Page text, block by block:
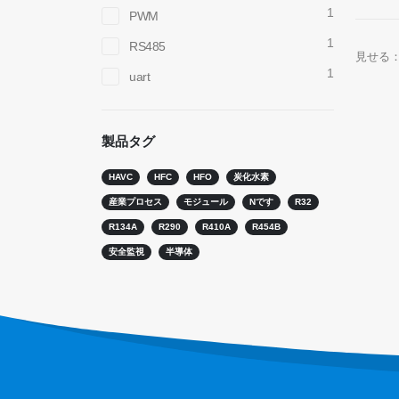
見せる：
PWM 1
RS485 1
uart 1
製品タグ
HAVC HFC HFO 炭化水素
産業プロセス モジュール Nです R32
R134A R290 R410A R454B
安全監視 半導体
住所：No.299 Jinsuo Road、国立ハイテクゾー
電話：0086-371-67169097
メール： cece@winsensor.com
whatsapp ： +8618595618735